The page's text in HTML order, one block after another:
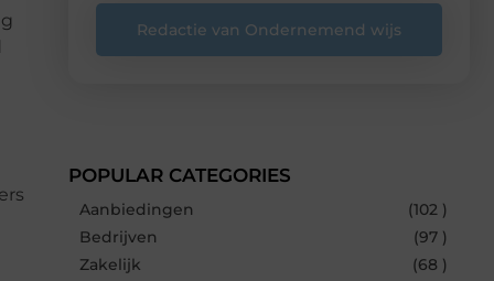
Redactie van Ondernemend wijs
POPULAR CATEGORIES
Aanbiedingen
(102 )
Bedrijven
(97 )
Zakelijk
(68 )